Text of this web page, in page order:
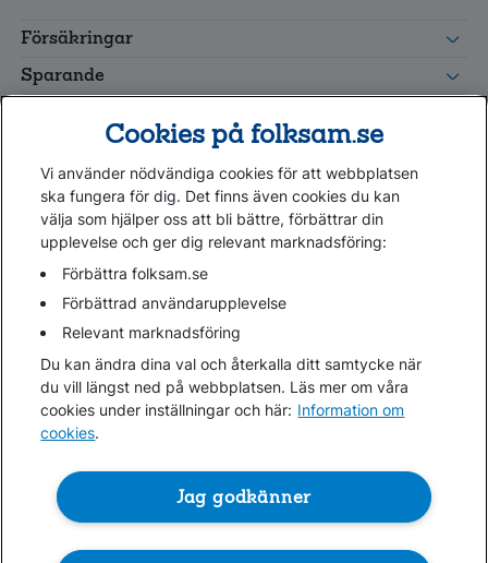
grupp
Leverantörswebb
Försäkringar
Sparande
Kundservice
Hjälp
Webbkarta
Cookies
Hantera cookies
Personuppgifter GDPR
Tillgänglighetsredogörelse
Om penningtvättslagen
Lättläst
Cookies på folksam.se
Vi använder nödvändiga cookies för att webbplatsen
ska fungera för dig. Det finns även cookies du kan
välja som hjälper oss att bli bättre, förbättrar din
upplevelse och ger dig relevant marknadsföring:
Förbättra folksam.se
Förbättrad användarupplevelse
Relevant marknadsföring
Du kan ändra dina val och återkalla ditt samtycke när
du vill längst ned på webbplatsen. Läs mer om våra
cookies under inställningar och här: Information om
cookies.
Jag godkänner